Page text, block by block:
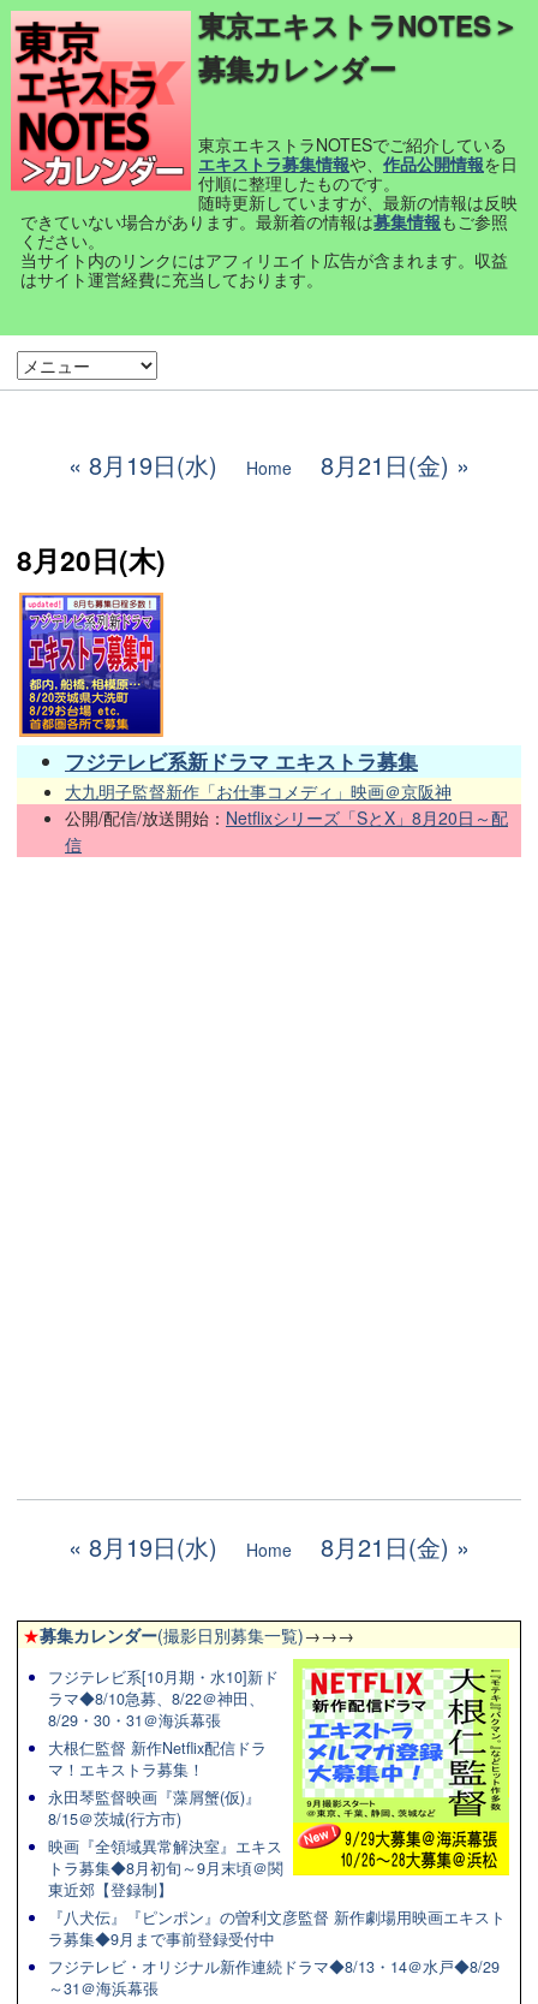
東京エキストラNOTES＞
募集カレンダー
東京エキストラNOTESでご紹介している
エキストラ募集情報や、 作品公開情報を日
付順に整理したものです。
随時更新していますが、最新の情報は反映
できていない場合があります。最新着の情報は募集情報もご参照
ください。
当サイト内のリンクにはアフィリエイト広告が含まれます。収益
はサイト運営経費に充当しております。
8月19日(水) Home 8月21日(金)
8月20日(木)
フジテレビ系新ドラマ エキストラ募集
大九明子監督新作「お仕事コメディ」映画＠京阪神
公開/配信/放送開始： Netflixシリーズ「SとX」8月20日～配
信
8月19日(水) Home 8月21日(金)
★募集カレンダー(撮影日別募集一覧)→→→
フジテレビ系[10月期・水10]新ド
ラマ◆8/10急募、8/22＠神田、
8/29・30・31＠海浜幕張
大根仁監督 新作Netflix配信ドラ
マ！エキストラ募集！
永田琴監督映画『藻屑蟹(仮)』
8/15＠茨城(行方市)
映画『全領域異常解決室』エキス
トラ募集◆8月初旬～9月末頃＠関
東近郊【登録制】
『八犬伝』『ピンポン』の曽利文彦監督 新作劇場用映画エキスト
ラ募集◆9月まで事前登録受付中
フジテレビ・オリジナル新作連続ドラマ◆8/13・14＠水戸◆8/29
～31＠海浜幕張